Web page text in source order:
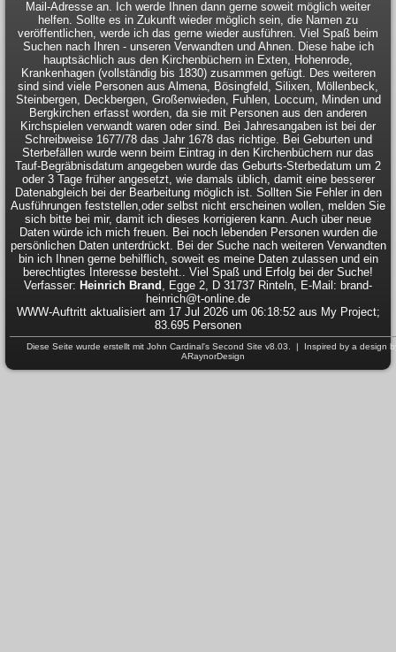
Mail-Adresse an. Ich werde Ihnen dann gerne soweit möglich weiter
helfen. Sollte es in Zukunft wieder möglich sein, die Namen zu
veröffentlichen, werde ich das gerne wieder ausführen. Viel Spaß beim
Suchen nach Ihren - unseren Verwandten und Ahnen. Diese habe ich
hauptsächlich aus den Kirchenbüchern in Exten, Hohenrode,
Krankenhagen (vollständig bis 1830) zusammen gefügt. Des weiteren
sind sind viele Personen aus Almena, Bösingfeld, Silixen, Möllenbeck,
Steinbergen, Deckbergen, Großenwieden, Fuhlen, Loccum, Minden und
Bergkirchen erfasst worden, da sie mit Personen aus den anderen
Kirchspielen verwandt waren oder sind. Bei Jahresangaben ist bei der
Schreibweise 1677/78 das Jahr 1678 das richtige. Bei Geburten und
Sterbefällen wurde wenn beim Eintrag in den Kirchenbüchern nur das
Tauf-Begräbnisdatum angegeben wurde das Geburts-Sterbedatum um 2
oder 3 Tage früher angesetzt, wie damals üblich, damit eine besserer
Datenabgleich bei der Bearbeitung möglich ist. Sollten Sie Fehler in den
Ausführungen feststellen,oder selbst nicht erscheinen wollen, melden Sie
sich bitte bei mir, damit ich dieses korrigieren kann. Auch über neue
Daten würde ich mich freuen. Bei noch lebenden Personen wurden die
persönlichen Daten unterdrückt. Bei der Suche nach weiteren Verwandten
bin ich Ihnen gerne behilflich, soweit es meine Daten zulassen und ein
berechtigtes Interesse besteht.. Viel Spaß und Erfolg bei der Suche!
Verfasser: Heinrich Brand , Egge 2, D 31737 Rinteln, E-Mail: brand-
heinrich@t-online.de
WWW-Auftritt aktualisiert am 17 Jul 2026 um 06:18:52 aus My Project;
83.695 Personen
Diese Seite wurde erstellt mit John Cardinal's Second Site v8.03. | Inspired by a design
ARaynorDesign